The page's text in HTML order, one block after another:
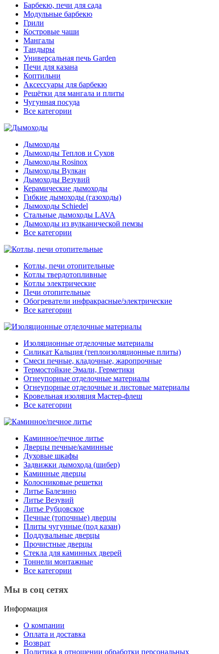
Барбекю, печи для сада
Модульные барбекю
Грили
Костровые чаши
Мангалы
Тандыры
Универсальная печь Garden
Печи для казана
Коптильни
Аксессуары для барбекю
Решётки для мангала и плиты
Чугунная посуда
Все категории
Дымоходы
Дымоходы Теплов и Сухов
Дымоходы Rosinox
Дымоходы Вулкан
Дымоходы Везувий
Керамические дымоходы
Гибкие дымоходы (газоходы)
Дымоходы Schiedel
Стальные дымоходы LAVA
Дымоходы из вулканической пемзы
Все категории
Котлы, печи отопительные
Котлы твердотопливные
Котлы электрические
Печи отопительные
Обогреватели инфракрасные/электрические
Все категории
Изоляционные отделочные материалы
Силикат Кальция (теплоизоляционные плиты)
Смеси печные, кладочные, жаропрочные
Термостойкие Эмали, Герметики
Огнеупорные отделочные материалы
Огнеупорные отделочные и листовые материалы
Кровельная изоляция Мастер-флеш
Все категории
Каминное/печное литье
Дверцы печные/каминные
Духовые шкафы
Задвижки дымохода (шибер)
Каминные дверцы
Колосниковые решетки
Литье Балезино
Литье Везувий
Литье Рубцовское
Печные (топочные) дверцы
Плиты чугунные (под казан)
Поддувальные дверцы
Прочистные дверцы
Стекла для каминных дверей
Тоннели монтажные
Все категории
Мы в соц сетях
Информация
О компании
Оплата и доставка
Возврат
Политика в отношении обработки персональных